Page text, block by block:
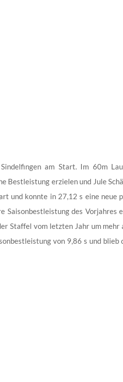
am Start. Im 60m
Bestleistung erzielen und Jule
und konnte in 27,12 s eine neue
Saisonbestleistung des
Staffel vom letzten Jahr um
von 9,86 s und